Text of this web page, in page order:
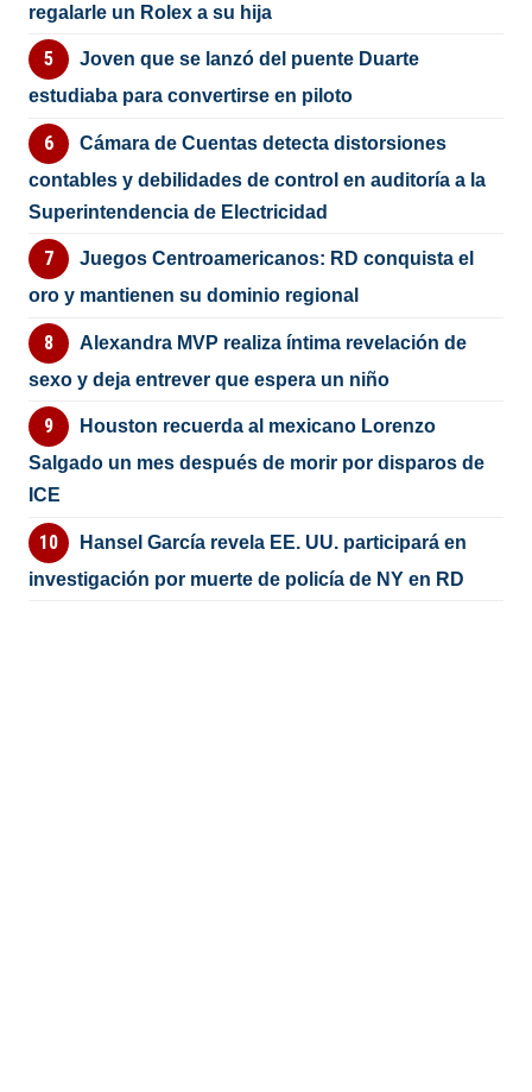
regalarle un Rolex a su hija
Joven que se lanzó del puente Duarte
estudiaba para convertirse en piloto
Cámara de Cuentas detecta distorsiones
contables y debilidades de control en auditoría a la
Superintendencia de Electricidad
Juegos Centroamericanos: RD conquista el
oro y mantienen su dominio regional
Alexandra MVP realiza íntima revelación de
sexo y deja entrever que espera un niño
Houston recuerda al mexicano Lorenzo
Salgado un mes después de morir por disparos de
ICE
Hansel García revela EE. UU. participará en
investigación por muerte de policía de NY en RD